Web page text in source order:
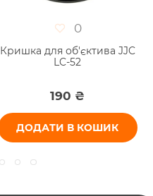
0
Кришка для об'єктива JJC
LC-52
190 ₴
ДОДАТИ В КОШИК